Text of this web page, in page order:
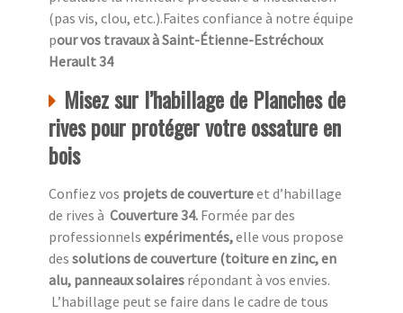
(pas vis, clou, etc.).Faites confiance à notre équipe
pour vos travaux à Saint-Étienne-Estréchoux
Herault 34
Misez sur l’habillage de Planches de
rives pour protéger votre ossature en
bois
Confiez vos projets de couvertureet d’habillage
de rives à Couverture 34. Formée par des
professionnels expérimentés,elle vous propose
des solutions de couverture (toiture en zinc, en
alu, panneaux solaires répondant à vos envies.
L’habillage peut se faire dans le cadre de tous